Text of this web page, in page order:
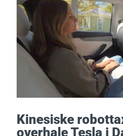
Kinesiske
overhale Tesla i